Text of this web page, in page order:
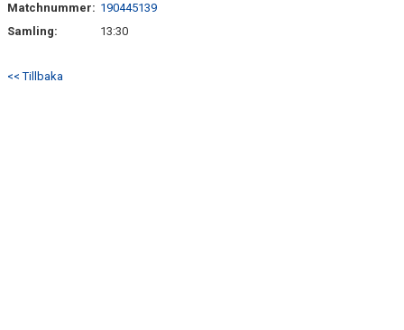
Matchnummer: 190445139
Samling:
13:30
<< Tillbaka